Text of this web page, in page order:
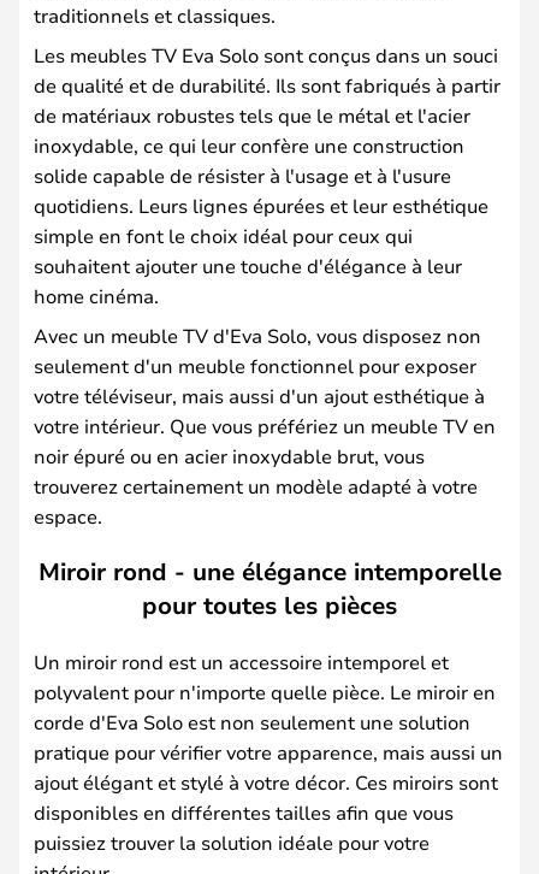
traditionnels et classiques.
Les meubles TV Eva Solo sont conçus dans un souci
de qualité et de durabilité. Ils sont fabriqués à partir
de matériaux robustes tels que le métal et l'acier
inoxydable, ce qui leur confère une construction
solide capable de résister à l'usage et à l'usure
quotidiens. Leurs lignes épurées et leur esthétique
simple en font le choix idéal pour ceux qui
souhaitent ajouter une touche d'élégance à leur
home cinéma.
Avec un meuble TV d'Eva Solo, vous disposez non
seulement d'un meuble fonctionnel pour exposer
votre téléviseur, mais aussi d'un ajout esthétique à
votre intérieur. Que vous préfériez un meuble TV en
noir épuré ou en acier inoxydable brut, vous
trouverez certainement un modèle adapté à votre
espace.
Miroir rond - une élégance intemporelle
pour toutes les pièces
Un miroir rond est un accessoire intemporel et
polyvalent pour n'importe quelle pièce. Le miroir en
corde d'Eva Solo est non seulement une solution
pratique pour vérifier votre apparence, mais aussi un
ajout élégant et stylé à votre décor. Ces miroirs sont
disponibles en différentes tailles afin que vous
puissiez trouver la solution idéale pour votre